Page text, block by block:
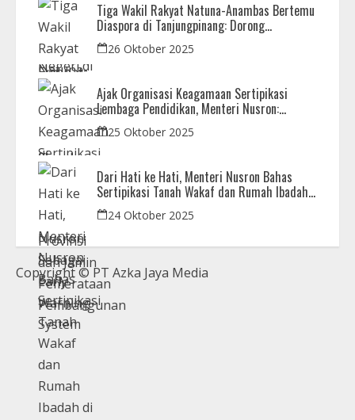
Tiga Wakil Rakyat Natuna-Anambas Bertemu
Diaspora di Tanjungpinang: Dorong
Pemekaran Provinsi dan Jamin Pemerataan
Pembangunan
26 Oktober 2025
Ajak Organisasi Keagamaan Sertipikasi
Lembaga Pendidikan, Menteri Nusron:
Sebagai Early Warning System
25 Oktober 2025
Dari Hati ke Hati, Menteri Nusron Bahas
Sertipikasi Tanah Wakaf dan Rumah Ibadah
di Kaltim
24 Oktober 2025
Copyright © PT Azka Jaya Media